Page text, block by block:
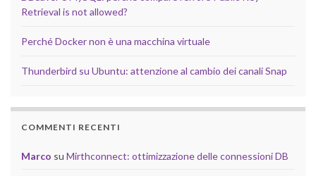
Retrieval is not allowed?
Perché Docker non è una macchina virtuale
Thunderbird su Ubuntu: attenzione al cambio dei canali Snap
COMMENTI RECENTI
Marco su Mirthconnect: ottimizzazione delle connessioni DB